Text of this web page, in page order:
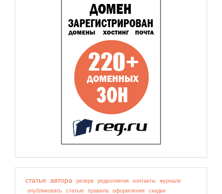
статья автора резерв редколлегия контакты
журнале
опубликовать
статью правила оформления
скидки